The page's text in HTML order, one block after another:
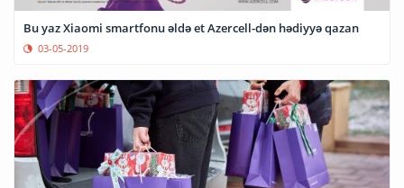
Bu yaz Xiaomi smartfonu əldə et Azercell-dən hədiyyə qazan
03-05-2019